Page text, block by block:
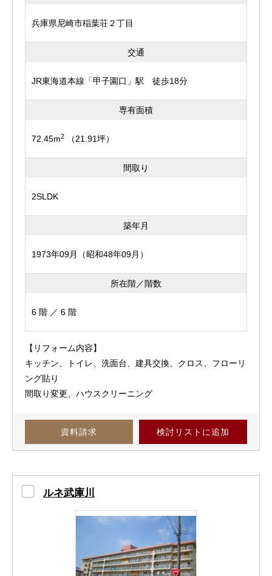
兵庫県尼崎市稲葉荘２丁目
交通
JR東海道本線「甲子園口」駅 徒歩18分
専有面積
72.45m2 （21.91坪）
間取り
2SLDK
築年月
1973年09月（昭和48年09月）
所在階／階数
6 階 ／ 6 階
資料請求 検討リスト に追加
【リフォーム内容】
キッチン、トイレ、洗⾯台、建具交換、クロス、フローリ
ング貼り
間取り変更、ハウスクリーニング
ルネ武庫川